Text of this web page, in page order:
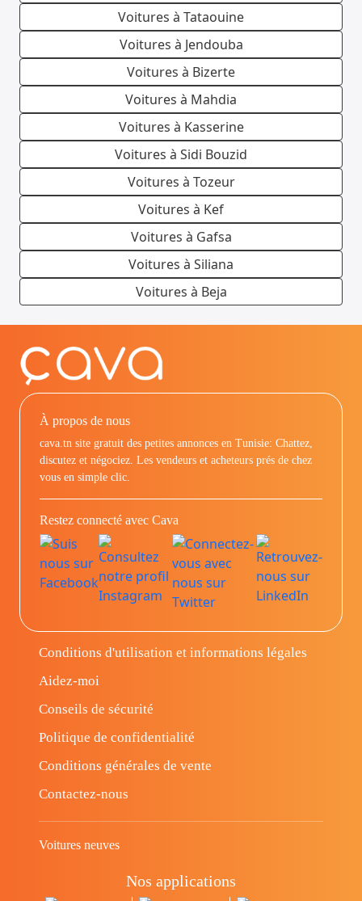
Voitures à Tataouine
Voitures à Jendouba
Voitures à Bizerte
Voitures à Mahdia
Voitures à Kasserine
Voitures à Sidi Bouzid
Voitures à Tozeur
Voitures à Kef
Voitures à Gafsa
Voitures à Siliana
Voitures à Beja
À propos de nous
cava.tn site gratuit des petites annonces en Tunisie: Chattez,
discutez et négociez. Les vendeurs et acheteurs prés de chez
vous en simple clic.
Restez connecté avec Cava
Conditions d'utilisation et informations légales
Aidez-moi
Conseils de sécurité
Politique de confidentialité
Conditions générales de vente
Contactez-nous
Voitures neuves
Nos applications